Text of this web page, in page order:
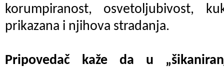
korumpiranost, osvetoljubivost,
prikazana i njihova stradanja.
Pripovedač kaže da u